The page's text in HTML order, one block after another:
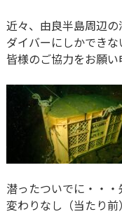
近々、由良半島周辺の
ダイバーにしかでき
皆様のご協力をお願い
潜ったついでに・・・
変わりなし（当たり